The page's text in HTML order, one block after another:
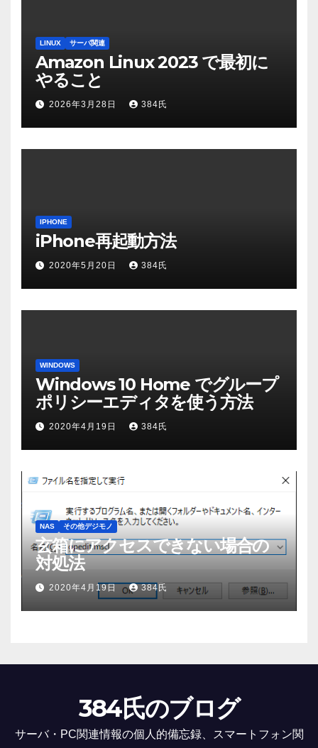
LINUX サーバ関連
Amazon Linux 2023 で最初に
やること
2026年3月28日 384氏
IPHONE
iPhone再起動方法
2020年5月20日 384氏
WINDOWS
Windows 10 Home でグループ
ポリシーエディタを使う方法
2020年4月19日 384氏
NAS その他デジモノ
玄箱にアクセスできない場合の
対処法
2020年4月19日 384氏
384氏のブログ
サーバ・PC関連情報の個人的備忘録、スマートフォン関